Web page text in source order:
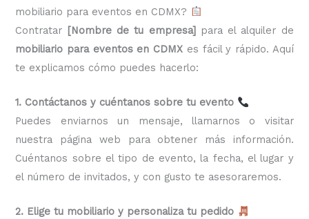
mobiliario para eventos en CDMX?
Contratar [Nombre de tu empresa]para el alquiler de
mobiliario para eventos en CDMX es fácil y rápido. Aquí
te explicamos cómo puedes hacerlo:
1. Contáctanos y cuéntanos sobre tu evento
Puedes enviarnos un mensaje, llamarnos o visitar
nuestra página web para obtener más información.
Cuéntanos sobre el tipo de evento, la fecha, el lugar y
el número de invitados, y con gusto te asesoraremos.
2. Elige tu mobiliario y personaliza tu pedido